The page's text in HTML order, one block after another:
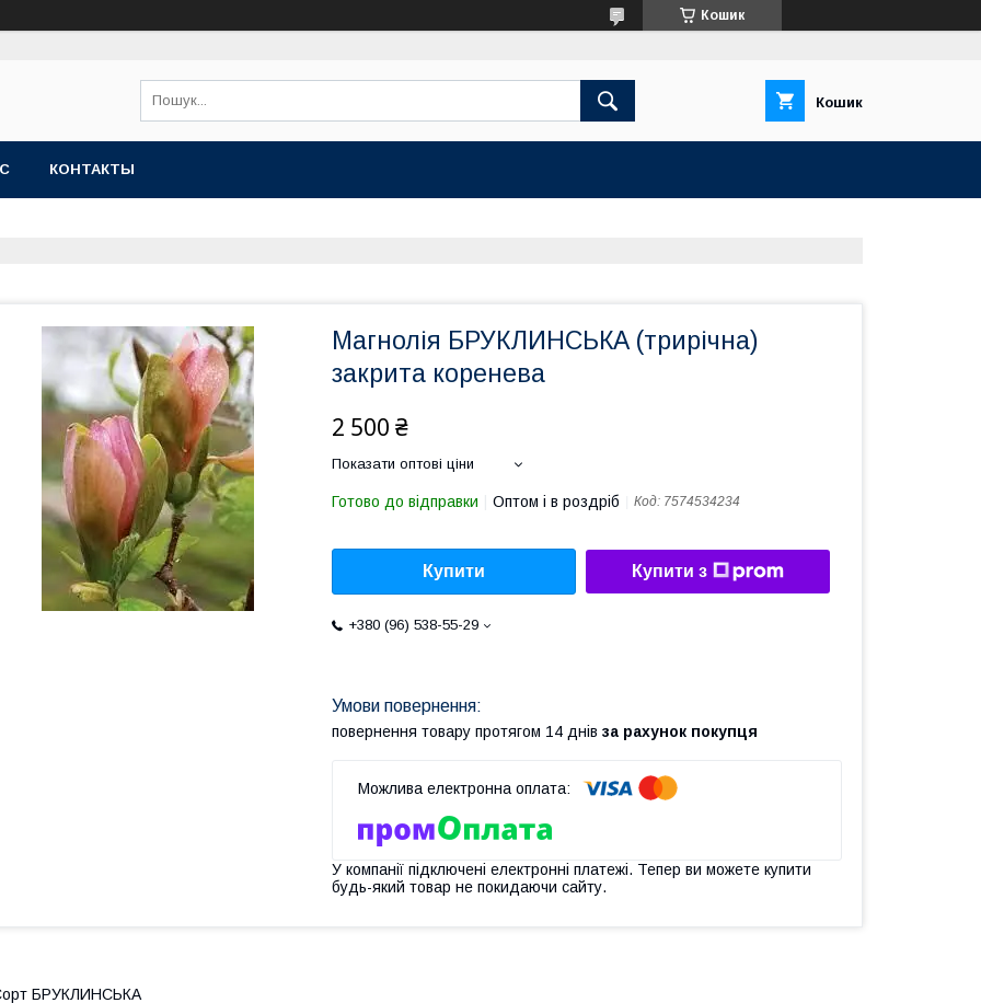
Кошик
Кошик
КОНТАКТЫ
Магнолія БРУКЛИНСЬКА (трирічна)
закрита коренева
2 500 ₴
Показати оптові ціни
Готово до відправки Оптом і в роздріб Код: 7574534234
Купити Купити з
+380 (96) 538-55-29
повернення товару протягом 14 днів за рахунок покупця
У компанії підключені електронні платежі. Тепер ви можете купити
будь-який товар не покидаючи сайту.
БРУКЛИНСЬКА